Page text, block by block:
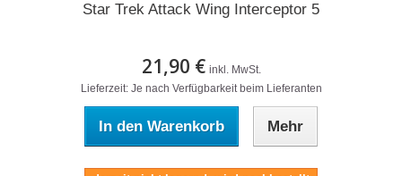
Star Trek Attack Wing Interceptor 5
21,90 € inkl. MwSt.
Lieferzeit: Je nach Verfügbarkeit beim Lieferanten
In den Warenkorb Mehr